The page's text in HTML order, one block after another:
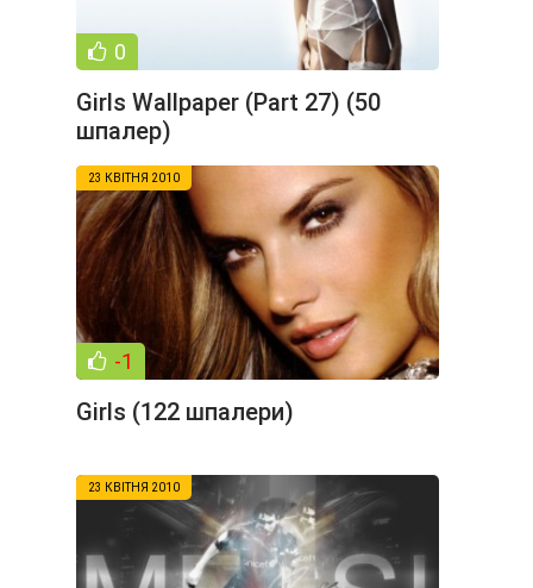
0
Girls Wallpaper (Part 27) (50
шпалер)
23 КВІТНЯ 2010
-1
Girls (122 шпалери)
23 КВІТНЯ 2010